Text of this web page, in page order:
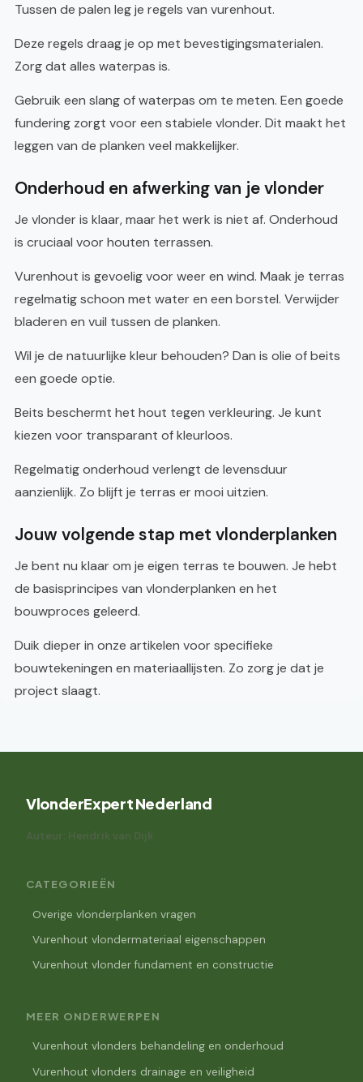
Tussen de palen leg je regels van vurenhout.
Deze regels draag je op met bevestigingsmaterialen.
Zorg dat alles waterpas is.
Gebruik een slang of waterpas om te meten. Een goede
fundering zorgt voor een stabiele vlonder. Dit maakt het
leggen van de planken veel makkelijker.
Onderhoud en afwerking van je vlonder
Je vlonder is klaar, maar het werk is niet af. Onderhoud
is cruciaal voor houten terrassen.
Vurenhout is gevoelig voor weer en wind. Maak je terras
regelmatig schoon met water en een borstel. Verwijder
bladeren en vuil tussen de planken.
Wil je de natuurlijke kleur behouden? Dan is olie of beits
een goede optie.
Beits beschermt het hout tegen verkleuring. Je kunt
kiezen voor transparant of kleurloos.
Regelmatig onderhoud verlengt de levensduur
aanzienlijk. Zo blijft je terras er mooi uitzien.
Jouw volgende stap met vlonderplanken
Je bent nu klaar om je eigen terras te bouwen. Je hebt
de basisprincipes van vlonderplanken en het
bouwproces geleerd.
Duik dieper in onze artikelen voor specifieke
bouwtekeningen en materiaallijsten. Zo zorg je dat je
project slaagt.
VlonderExpert Nederland
Auteur: Hendrik van Dijk
CATEGORIEËN
Overige vlonderplanken vragen
Vurenhout vlondermateriaal eigenschappen
Vurenhout vlonder fundament en constructie
MEER ONDERWERPEN
Vurenhout vlonders behandeling en onderhoud
Vurenhout vlonders drainage en veiligheid